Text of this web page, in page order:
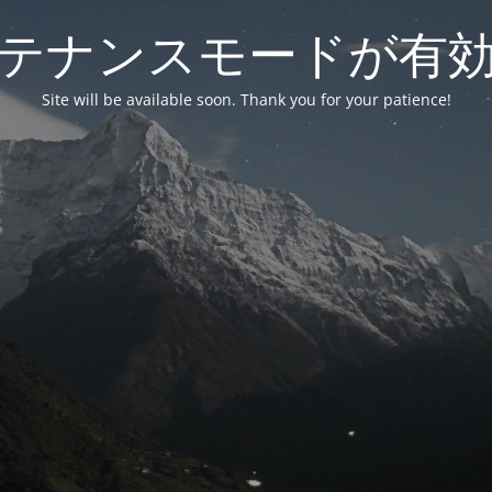
ナンスモードが有
Site will be available soon. Thank you for your patience!